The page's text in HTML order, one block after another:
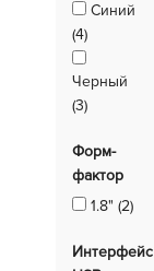
Синий
(4)
Черный
(3)
Форм-
фактор
1.8" (2)
Интерфейс